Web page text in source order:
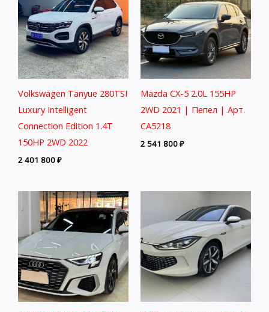
Volkswagen Tanyue 280TSI
Luxury Intelligent
Connection Edition 1.4T
150HP 2WD 2022
2 401 800₽
Mazda CX-5 2.0L 155HP
2WD 2021 | Пепел | Арт.
CA5218
2 541 800₽